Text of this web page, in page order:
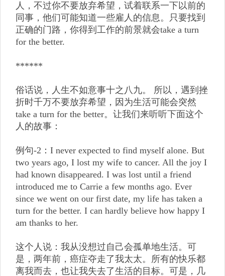
人，不过你不要放弃希望，试着联系一下以前的
同事，他们可能知道一些雇人的信息。只要找到
正确的门路，你得到工作的前景就会take a turn
for the better.
******
俗话说，人生不如意事十之八九。 所以，遇到挫
折时千万不要放弃希望，因为生活可能会突然
take a turn for the better。让我们来听听下面这个
人的故事：
例句-2：I never expected to find myself alone. But
two years ago, I lost my wife to cancer. All the joy I
had known disappeared. I was lost until a friend
introduced me to Carrie a few months ago. Ever
since we went on our first date, my life has taken a
turn for the better. I can hardly believe how happy I
am thanks to her.
这个人说：我从没想过自己会孤单地生活。可
是，两年前，癌症夺走了我太太。所有的快乐都
离我而去，也让我失去了生活的目标。可是，几